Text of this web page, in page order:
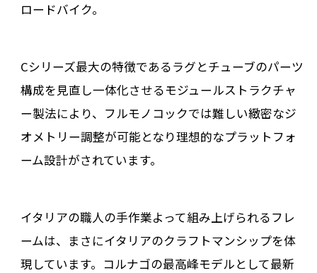
ロードバイク。
Cシリーズ最大の特徴であるラグとチューブのパーツ
構成を見直し一体化させるモジュールストラクチャ
ー製法により、フルモノコックでは難しい緻密なジ
オメトリー調整が可能となり理想的なプラットフォ
ーム設計がされています。
イタリアの職人の手作業よって組み上げられるフレ
ームは、まさにイタリアのクラフトマンシップを体
現しています。コルナゴの最高峰モデルとして最新